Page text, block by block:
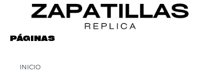
PÁGINAS
INICIO